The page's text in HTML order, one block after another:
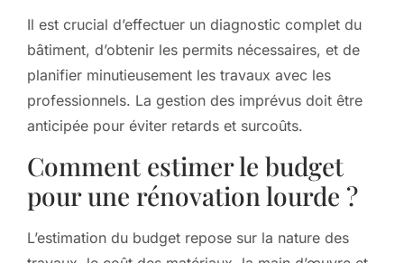
Il est crucial d’effectuer un diagnostic complet du
bâtiment, d’obtenir les permits nécessaires, et de
planifier minutieusement les travaux avec les
professionnels. La gestion des imprévus doit être
anticipée pour éviter retards et surcoûts.
Comment estimer le budget
pour une rénovation lourde ?
L’estimation du budget repose sur la nature des